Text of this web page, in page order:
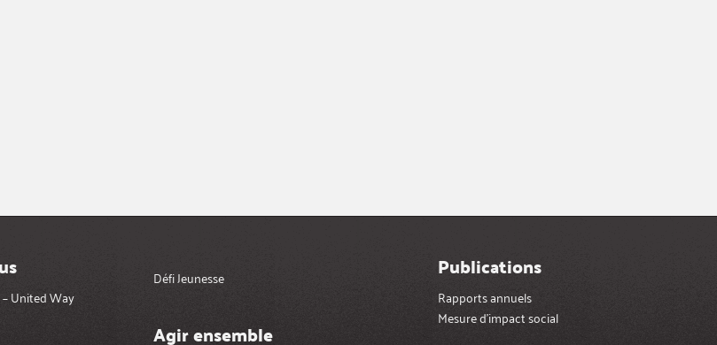
United Way
Défi Jeunesse
Agir ensemble
Publications
Rapports annuels
Mesure d’impact social